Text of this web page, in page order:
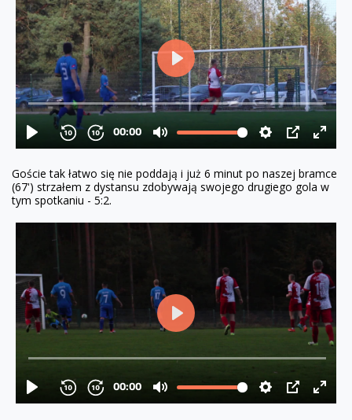
Goście tak łatwo się nie poddają i już 6 minut po naszej bramce
(67') strzałem z dystansu zdobywają swojego drugiego gola w
tym spotkaniu - 5:2.